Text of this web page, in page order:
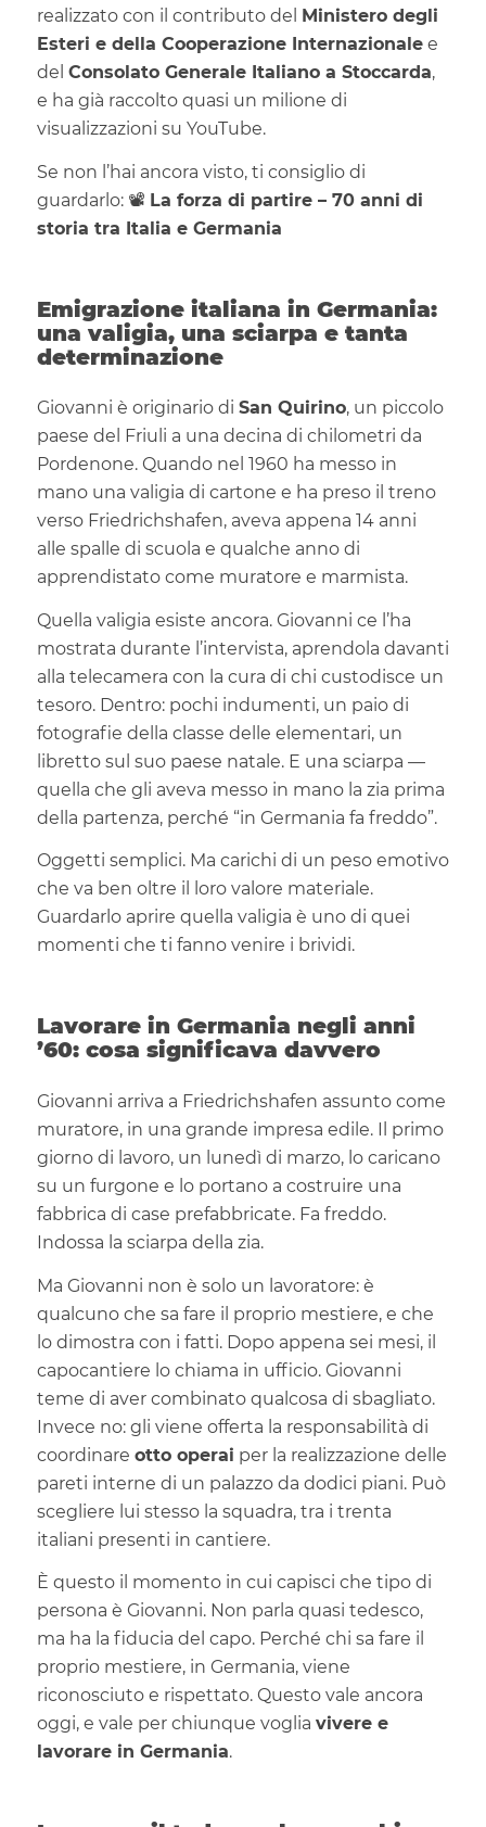
realizzato con il contributo del Ministero degli
Esteri e della Cooperazione Internazionalee
del Consolato Generale Italiano a Stoccarda,
e ha già raccolto quasi un milione di
visualizzazioni su YouTube.
Se non l’hai ancora visto, ti consiglio di
guardarlo: 📽️ La forza di partire – 70 anni di
storia tra Italia e Germania
Emigrazione italiana in Germania:
una valigia, una sciarpa e tanta
determinazione
Giovanni è originario di San Quirino, un piccolo
paese del Friuli a una decina di chilometri da
Pordenone. Quando nel 1960 ha messo in
mano una valigia di cartone e ha preso il treno
verso Friedrichshafen, aveva appena 14 anni
alle spalle di scuola e qualche anno di
apprendistato come muratore e marmista.
Quella valigia esiste ancora. Giovanni ce l’ha
mostrata durante l’intervista, aprendola davanti
alla telecamera con la cura di chi custodisce un
tesoro. Dentro: pochi indumenti, un paio di
fotografie della classe delle elementari, un
libretto sul suo paese natale. E una sciarpa —
quella che gli aveva messo in mano la zia prima
della partenza, perché “in Germania fa freddo”.
Oggetti semplici. Ma carichi di un peso emotivo
che va ben oltre il loro valore materiale.
Guardarlo aprire quella valigia è uno di quei
momenti che ti fanno venire i brividi.
Lavorare in Germania negli anni
’60: cosa significava davvero
Giovanni arriva a Friedrichshafen assunto come
muratore, in una grande impresa edile. Il primo
giorno di lavoro, un lunedì di marzo, lo caricano
su un furgone e lo portano a costruire una
fabbrica di case prefabbricate. Fa freddo.
Indossa la sciarpa della zia.
Ma Giovanni non è solo un lavoratore: è
qualcuno che sa fare il proprio mestiere, e che
lo dimostra con i fatti. Dopo appena sei mesi, il
capocantiere lo chiama in ufficio. Giovanni
teme di aver combinato qualcosa di sbagliato.
Invece no: gli viene offerta la responsabilità di
coordinare otto operai per la realizzazione delle
pareti interne di un palazzo da dodici piani. Può
scegliere lui stesso la squadra, tra i trenta
italiani presenti in cantiere.
È questo il momento in cui capisci che tipo di
persona è Giovanni. Non parla quasi tedesco,
ma ha la fiducia del capo. Perché chi sa fare il
proprio mestiere, in Germania, viene
riconosciuto e rispettato. Questo vale ancora
oggi, e vale per chiunque voglia vivere e
lavorare in Germania.